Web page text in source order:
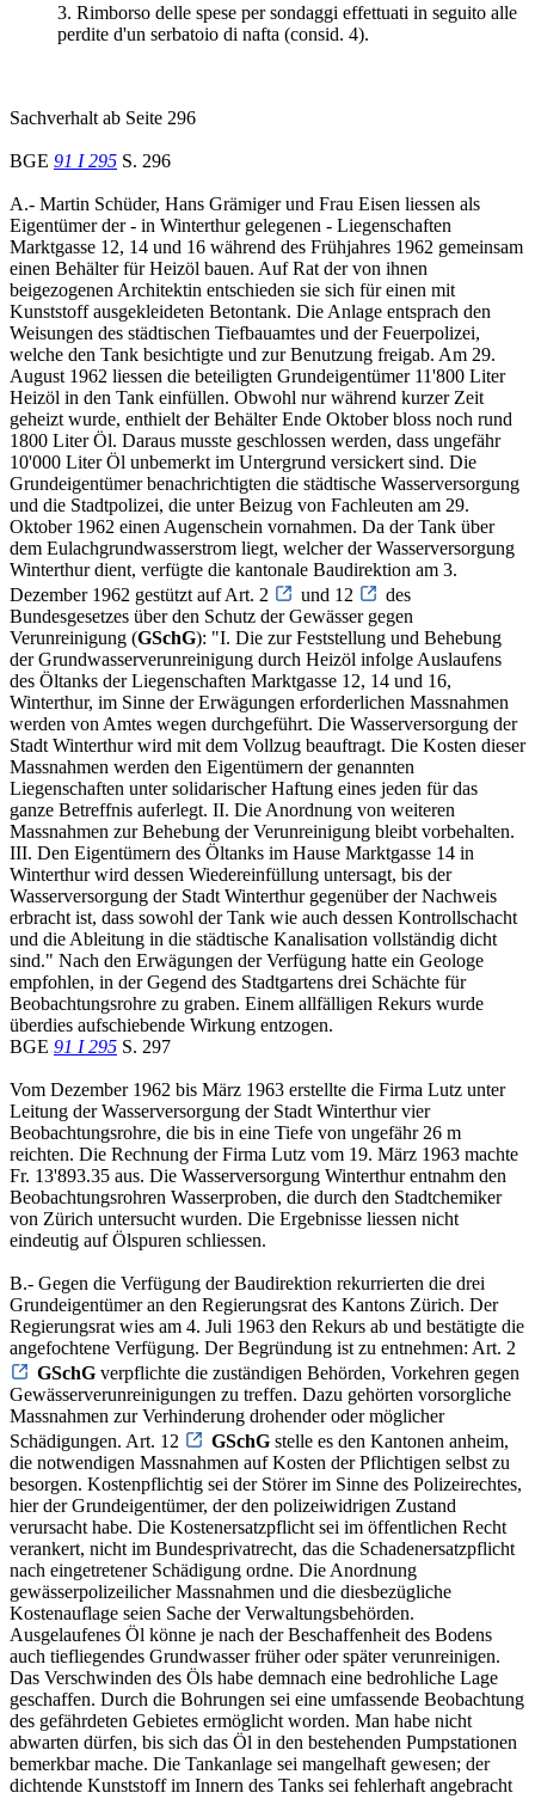
3. Rimborso delle spese per sondaggi effettuati in seguito alle
perdite d'un serbatoio di nafta (consid. 4).
Sachverhalt ab Seite 296
BGE 91 I 295 S. 296
A.- Martin Schüder, Hans Grämiger und Frau Eisen liessen als
Eigentümer der - in Winterthur gelegenen - Liegenschaften
Marktgasse 12, 14 und 16 während des Frühjahres 1962 gemeinsam
einen Behälter für Heizöl bauen. Auf Rat der von ihnen
beigezogenen Architektin entschieden sie sich für einen mit
Kunststoff ausgekleideten Betontank. Die Anlage entsprach den
Weisungen des städtischen Tiefbauamtes und der Feuerpolizei,
welche den Tank besichtigte und zur Benutzung freigab. Am 29.
August 1962 liessen die beteiligten Grundeigentümer 11'800 Liter
Heizöl in den Tank einfüllen. Obwohl nur während kurzer Zeit
geheizt wurde, enthielt der Behälter Ende Oktober bloss noch rund
1800 Liter Öl. Daraus musste geschlossen werden, dass ungefähr
10'000 Liter Öl unbemerkt im Untergrund versickert sind. Die
Grundeigentümer benachrichtigten die städtische Wasserversorgung
und die Stadtpolizei, die unter Beizug von Fachleuten am 29.
Oktober 1962 einen Augenschein vornahmen. Da der Tank über
dem Eulachgrundwasserstrom liegt, welcher der Wasserversorgung
Winterthur dient, verfügte die kantonale Baudirektion am 3.
Dezember 1962 gestützt auf Art. 2
und 12
des
Bundesgesetzes über den Schutz der Gewässer gegen
Verunreinigung (GSchG): "I. Die zur Feststellung und Behebung
der Grundwasserverunreinigung durch Heizöl infolge Auslaufens
des Öltanks der Liegenschaften Marktgasse 12, 14 und 16,
Winterthur, im Sinne der Erwägungen erforderlichen Massnahmen
werden von Amtes wegen durchgeführt. Die Wasserversorgung der
Stadt Winterthur wird mit dem Vollzug beauftragt. Die Kosten dieser
Massnahmen werden den Eigentümern der genannten
Liegenschaften unter solidarischer Haftung eines jeden für das
ganze Betreffnis auferlegt. II. Die Anordnung von weiteren
Massnahmen zur Behebung der Verunreinigung bleibt vorbehalten.
III. Den Eigentümern des Öltanks im Hause Marktgasse 14 in
Winterthur wird dessen Wiedereinfüllung untersagt, bis der
Wasserversorgung der Stadt Winterthur gegenüber der Nachweis
erbracht ist, dass sowohl der Tank wie auch dessen Kontrollschacht
und die Ableitung in die städtische Kanalisation vollständig dicht
sind." Nach den Erwägungen der Verfügung hatte ein Geologe
empfohlen, in der Gegend des Stadtgartens drei Schächte für
Beobachtungsrohre zu graben. Einem allfälligen Rekurs wurde
überdies aufschiebende Wirkung entzogen.
BGE 91 I 295 S. 297
Vom Dezember 1962 bis März 1963 erstellte die Firma Lutz unter
Leitung der Wasserversorgung der Stadt Winterthur vier
Beobachtungsrohre, die bis in eine Tiefe von ungefähr 26 m
reichten. Die Rechnung der Firma Lutz vom 19. März 1963 machte
Fr. 13'893.35 aus. Die Wasserversorgung Winterthur entnahm den
Beobachtungsrohren Wasserproben, die durch den Stadtchemiker
von Zürich untersucht wurden. Die Ergebnisse liessen nicht
eindeutig auf Ölspuren schliessen.
B.- Gegen die Verfügung der Baudirektion rekurrierten die drei
Grundeigentümer an den Regierungsrat des Kantons Zürich. Der
Regierungsrat wies am 4. Juli 1963 den Rekurs ab und bestätigte die
angefochtene Verfügung. Der Begründung ist zu entnehmen: Art. 2
GSchG verpflichte die zuständigen Behörden, Vorkehren gegen
Gewässerverunreinigungen zu treffen. Dazu gehörten vorsorgliche
Massnahmen zur Verhinderung drohender oder möglicher
Schädigungen. Art. 12
GSchG stelle es den Kantonen anheim,
die notwendigen Massnahmen auf Kosten der Pflichtigen selbst zu
besorgen. Kostenpflichtig sei der Störer im Sinne des Polizeirechtes,
hier der Grundeigentümer, der den polizeiwidrigen Zustand
verursacht habe. Die Kostenersatzpflicht sei im öffentlichen Recht
verankert, nicht im Bundesprivatrecht, das die Schadenersatzpflicht
nach eingetretener Schädigung ordne. Die Anordnung
gewässerpolizeilicher Massnahmen und die diesbezügliche
Kostenauflage seien Sache der Verwaltungsbehörden.
Ausgelaufenes Öl könne je nach der Beschaffenheit des Bodens
auch tiefliegendes Grundwasser früher oder später verunreinigen.
Das Verschwinden des Öls habe demnach eine bedrohliche Lage
geschaffen. Durch die Bohrungen sei eine umfassende Beobachtung
des gefährdeten Gebietes ermöglicht worden. Man habe nicht
abwarten dürfen, bis sich das Öl in den bestehenden Pumpstationen
bemerkbar mache. Die Tankanlage sei mangelhaft gewesen; der
dichtende Kunststoff im Innern des Tanks sei fehlerhaft angebracht